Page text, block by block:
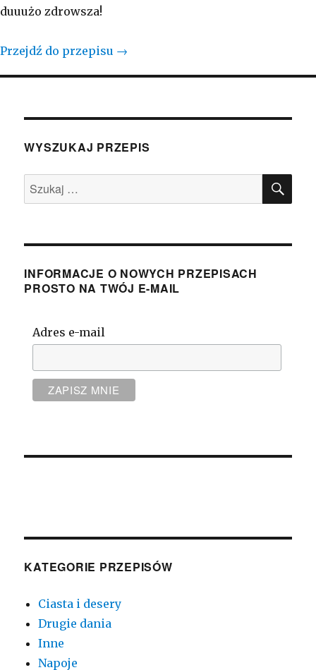
duuużo zdrowsza!
Przejdź do przepisu →
WYSZUKAJ PRZEPIS
Szukaj:
INFORMACJE O NOWYCH PRZEPISACH
PROSTO NA TWÓJ E-MAIL
Adres e-mail
KATEGORIE PRZEPISÓW
Ciasta i desery
Drugie dania
Inne
Napoje